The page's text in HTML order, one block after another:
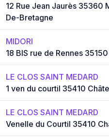
12 Rue Jean Jaurès 35360
De-Bretagne
MIDORI
18 BIS rue de Rennes
LE CLOS SAINT MEDARD
1 ven du courtil 35410
LE CLOS SAINT MEDARD
Venelle du Courtil 35410